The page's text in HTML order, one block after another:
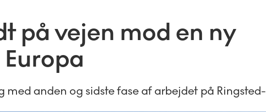
på vejen mod en ny
med anden og sidste fase af arbejdet på Ringsted-